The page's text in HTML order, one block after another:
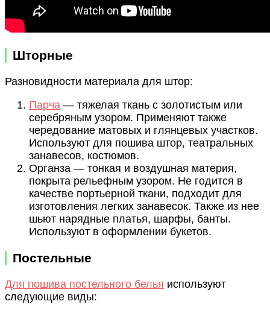
Шторные
Разновидности материала для штор:
Парча — тяжелая ткань с золотистым или
серебряным узором. Применяют также
чередование матовых и глянцевых участков.
Используют для пошива штор, театральных
занавесов, костюмов.
Органза — тонкая и воздушная материя,
покрыта рельефным узором. Не годится в
качестве портьерной ткани, подходит для
изготовления легких занавесок. Также из нее
шьют нарядные платья, шарфы, банты.
Используют в оформлении букетов.
Постельные
Для пошива постельного белья используют
следующие виды: